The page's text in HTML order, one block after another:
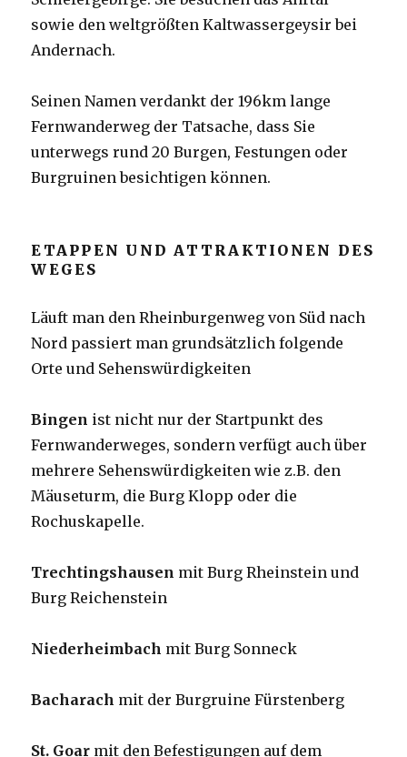
sowie den weltgrößten Kaltwassergeysir bei
Andernach.
Seinen Namen verdankt der 196km lange
Fernwanderweg der Tatsache, dass Sie
unterwegs rund 20 Burgen, Festungen oder
Burgruinen besichtigen können.
ETAPPEN UND ATTRAKTIONEN DES
WEGES
Läuft man den Rheinburgenweg von Süd nach
Nord passiert man grundsätzlich folgende
Orte und Sehenswürdigkeiten
Bingen ist nicht nur der Startpunkt des
Fernwanderweges, sondern verfügt auch über
mehrere Sehenswürdigkeiten wie z.B. den
Mäuseturm, die Burg Klopp oder die
Rochuskapelle.
Trechtingshausen mit Burg Rheinstein und
Burg Reichenstein
Niederheimbach mit Burg Sonneck
Bacharach mit der Burgruine Fürstenberg
St. Goar mit den Befestigungen auf dem